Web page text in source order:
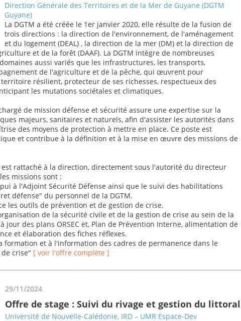
Direction Générale des Territoires et de la Mer de Guyane (DGTM
Guyane)
La DGTM a été créée le 1er janvier 2020, elle résulte de la fusion de
trois directions : la direction de l'environnement, de l'aménagement
et du logement (DEAL) , la direction de la mer (DM) et la direction de
et de la forêt (DAAF). La DGTM intègre de nombreuses
aussi variés que les infrastructures, les transports,
de l'agriculture et de la pêche, qui œuvrent pour
résilient, protecteur de ses richesses, respectueux des
les mutations sociétales et climatiques.
de mission défense et sécurité assure une expertise sur la
majeurs, sanitaires et naturels, afin d'assister les autorités dans
des moyens de protection à mettre en place. Ce poste est
et contribue à la définition et à la mise en œuvre des missions de
est rattaché à la direction, directement sous l'autorité du directeur
missions sont :
à l'Adjoint Sécurité Défense ainsi que le suivi des habilitations
défense" du personnel de la DGTM.
les outils de prévention et de gestion de crise.
de la sécurité civile et de la gestion de crise au sein de la
jour des plans ORSEC et, Plan de Prévention Interne, alimentation de
et élaboration des fiches réflexes.
formation et à l'information des cadres de permanence dans le
crise" [ voir l'offre complète ]
29/11/2024
Offre de stage : Suivi du rivage et gestion du littoral
Université de Nouvelle-Calédonie, IRD – UMR Espace-Dev